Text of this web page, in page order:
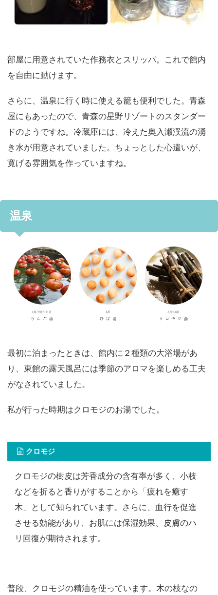
部屋に用意されていた作務衣とスリッパ。これで館内
を自由に動けます。
さらに、温泉に行く時に使える籠も便利でした。青森
屋にもあったので、青森の星野リゾートのスタンダー
ドのようですね。冷蔵庫には、冷えた奥入瀬渓流の湧
き水が用意されていました。ちょっとした心遣いが、
寛げる雰囲気を作っていますね。
温泉
最初に泊まったときは、館内に２種類の大浴場があ
り、東館の露天風呂には季節のアロマを楽しめる工夫
がなされていました。
私が行った時期はクロモジのお湯でした。
クロモジ
クロモジの樹皮は芳香成分の含有率が多く、小枝
などを折ると香りがすることから「疲れを癒す
木」として知られています。 さらに、血行を促進
させる効能があり、お肌には保湿効果、皮膚のハ
リ回復が期待されます。
普段、クロモジの精油を使っています。木の枝なの